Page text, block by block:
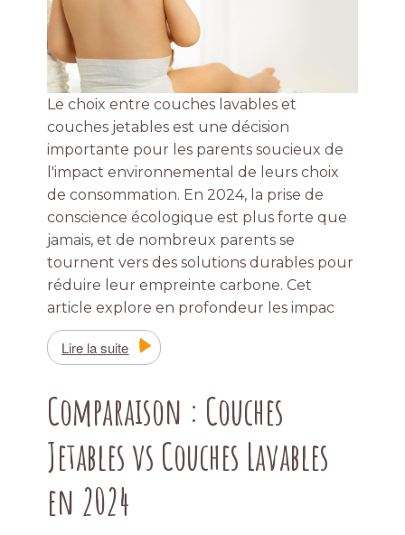
Le choix entre couches lavables et
couches jetables est une décision
importante pour les parents soucieux de
l'impact environnemental de leurs choix
de consommation. En 2024, la prise de
conscience écologique est plus forte que
jamais, et de nombreux parents se
tournent vers des solutions durables pour
réduire leur empreinte carbone. Cet
article explore en profondeur les impac
Lire la suite
Comparaison : Couches
Jetables vs Couches Lavables
en 2024